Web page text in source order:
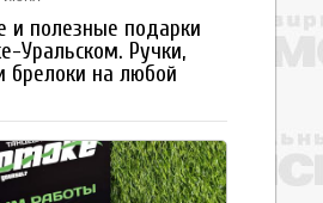
и полезные подарки
Уральском. Ручки,
брелоки на любой